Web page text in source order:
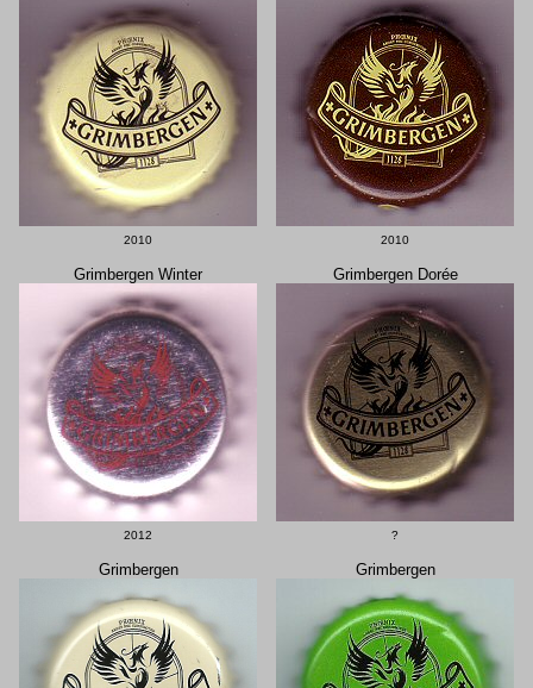
2010 2010
Grimbergen Winter
2012
Grimbergen Dorée
?
Grimbergen Grimbergen